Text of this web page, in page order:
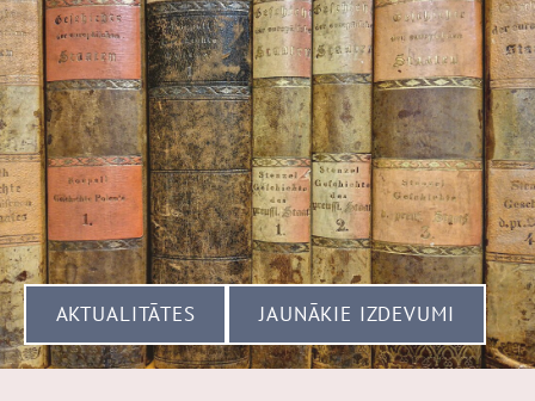
​AKTUALITĀTES​ ​JAUNĀKIE IZDEVUMI​